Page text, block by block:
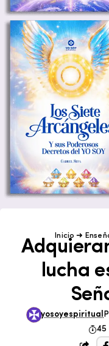
Inicio ➜
lucha
yosoyespiritual
45